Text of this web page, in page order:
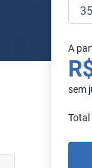
A
sem
Total